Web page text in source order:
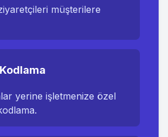
müşterilere
yerine işletmenize özel